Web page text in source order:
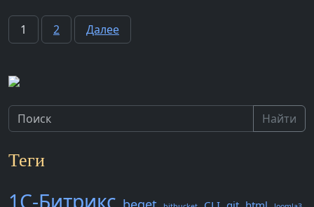
Пагинация
1 2 Далее
Найти
Теги
1С-Битрикс